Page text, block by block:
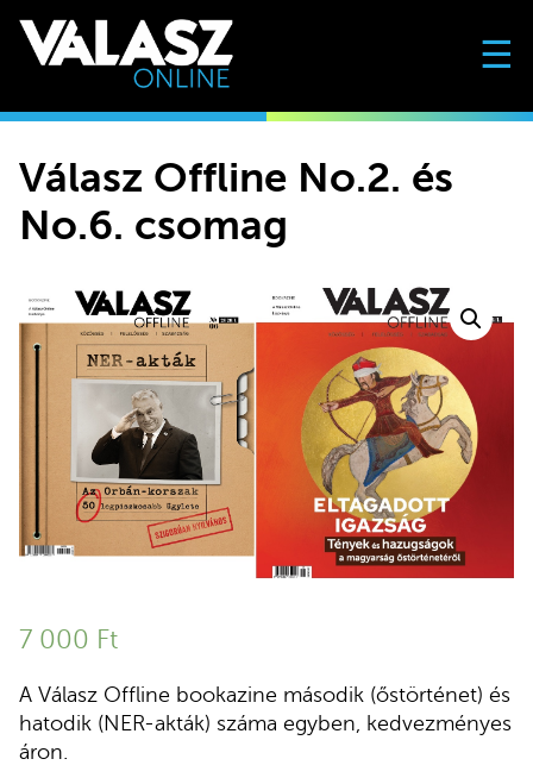
☰
Válasz Offline No.2. és
No.6. csomag
7 000 Ft
A Válasz Offline bookazine második (őstörténet) és
hatodik (NER-akták) száma egyben, kedvezményes
áron.